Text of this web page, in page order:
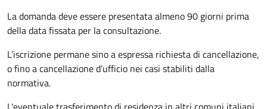
La domanda deve essere presentata almeno 90 giorni prima
della data fissata per la consultazione.
L’iscrizione permane sino a espressa richiesta di cancellazione,
o fino a cancellazione d’ufficio nei casi stabiliti dalla
normativa.